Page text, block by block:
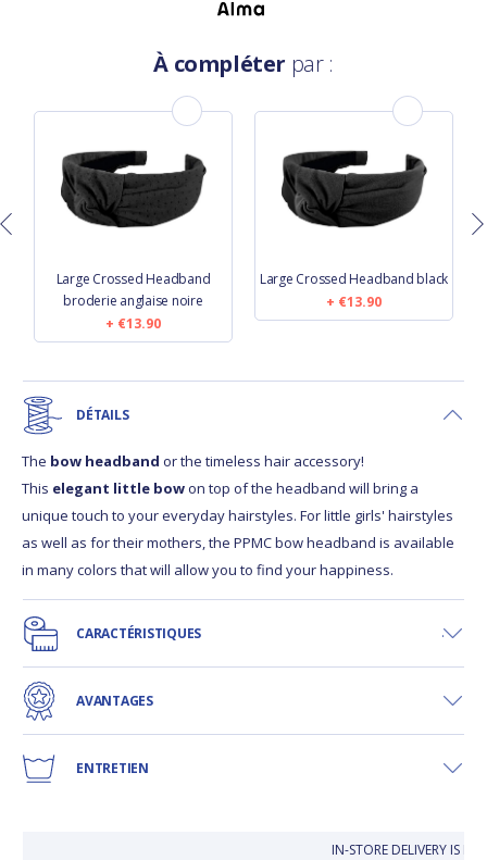
À compléter par :
Large Crossed Headband
broderie anglaise noire
€13.90
Large Crossed Headband black
€13.90
DÉTAILS
The bow headband or the timeless hair accessory!
This elegant little bowon top of the headband will bring a
unique touch to your everyday hairstyles. For little girls' hairstyles
as well as for their mothers, the PPMC bow headband is available
in many colors that will allow you to find your happiness.
CARACTÉRISTIQUES
AVANTAGES
ENTRETIEN
IN-STORE DELIVERY IS